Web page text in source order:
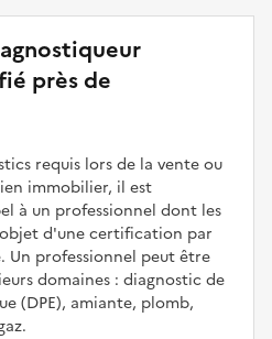
près de
requis lors de la vente ou
immobilier, il est
à un professionnel dont les
d'une certification par
Un professionnel peut être
domaines : diagnostic de
(DPE), amiante, plomb,